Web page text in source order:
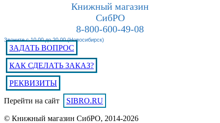
Книжный магазин
СибРО
8-800-600-49-08
Звоните с 10.00 до 20.00 (Новосибирск)
ЗАДАТЬ ВОПРОС
КАК СДЕЛАТЬ ЗАКАЗ?
РЕКВИЗИТЫ
Перейти на сайт SIBRO.RU
© Книжный магазин СибРО, 2014-2026